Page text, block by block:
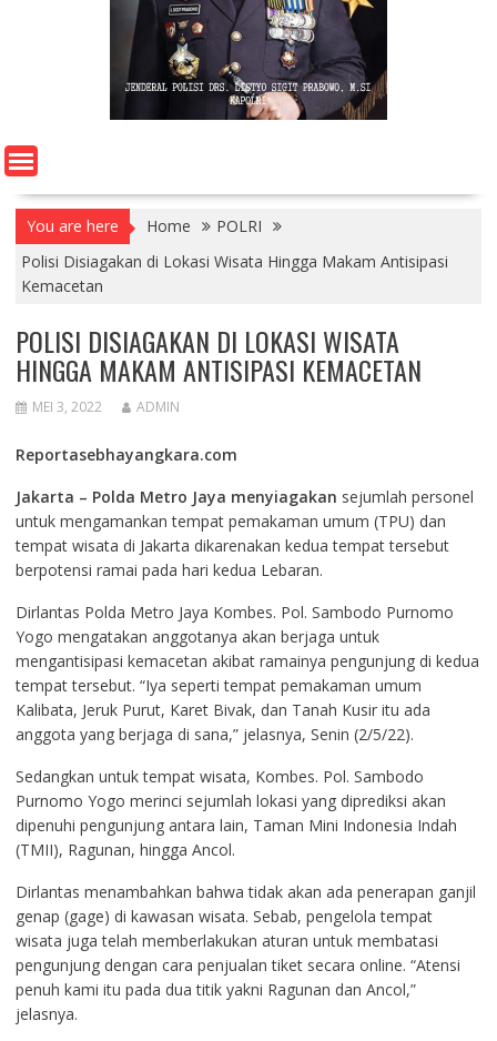
You are here Home
POLRI
Polisi Disiagakan di Lokasi Wisata Hingga Makam Antisipasi
Kemacetan
POLISI DISIAGAKAN DI LOKASI WISATA
HINGGA MAKAM ANTISIPASI KEMACETAN
MEI 3, 2022 ADMIN
Reportasebhayangkara.com
Jakarta – Polda Metro Jaya menyiagakan sejumlah personel
untuk mengamankan tempat pemakaman umum (TPU) dan
tempat wisata di Jakarta dikarenakan kedua tempat tersebut
berpotensi ramai pada hari kedua Lebaran.
Dirlantas Polda Metro Jaya Kombes. Pol. Sambodo Purnomo
Yogo mengatakan anggotanya akan berjaga untuk
mengantisipasi kemacetan akibat ramainya pengunjung di kedua
tempat tersebut. “Iya seperti tempat pemakaman umum
Kalibata, Jeruk Purut, Karet Bivak, dan Tanah Kusir itu ada
anggota yang berjaga di sana,” jelasnya, Senin (2/5/22).
Sedangkan untuk tempat wisata, Kombes. Pol. Sambodo
Purnomo Yogo merinci sejumlah lokasi yang diprediksi akan
dipenuhi pengunjung antara lain, Taman Mini Indonesia Indah
(TMII), Ragunan, hingga Ancol.
Dirlantas menambahkan bahwa tidak akan ada penerapan ganjil
genap (gage) di kawasan wisata. Sebab, pengelola tempat
wisata juga telah memberlakukan aturan untuk membatasi
pengunjung dengan cara penjualan tiket secara online. “Atensi
penuh kami itu pada dua titik yakni Ragunan dan Ancol,”
jelasnya.